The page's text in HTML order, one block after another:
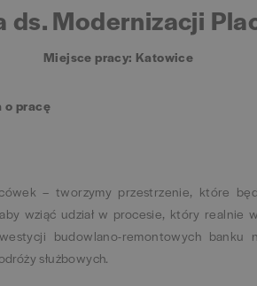
Modernizacji
Miejsce pracy: Katowice
o pracę
– tworzymy przestrzenie, które
wziąć udział w procesie, który realnie
budowlano-remontowych banku
służbowych.